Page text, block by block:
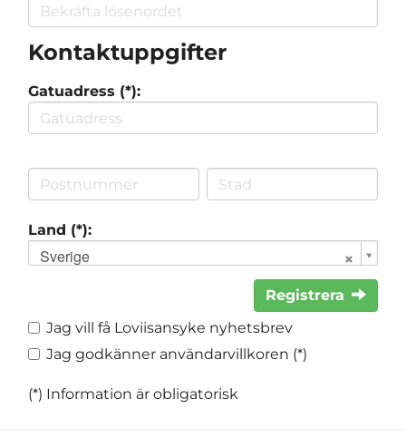
Kontaktuppgifter
Gatuadress (*):
Land (*):
Sverige
Registrera
Jag vill få Loviisansyke nyhetsbrev
Jag godkänner användarvillkoren (*)
(*) Information är obligatorisk